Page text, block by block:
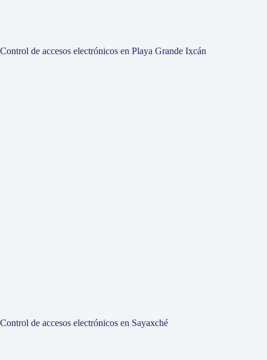
Control de accesos electrónicos en Playa Grande Ixcán
Control de accesos electrónicos en Sayaxché